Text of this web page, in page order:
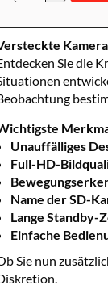
Sie die
Unauffälliges
Full-HD-
Name der SD-
Lange Standby-
Einfache
Sie nun